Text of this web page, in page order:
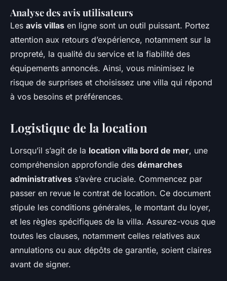
Analyse des avis utilisateurs
Les avis villas en ligne sont un outil puissant. Portez
attention aux retours d’expérience, notamment sur la
propreté, la qualité du service et la fiabilité des
équipements annoncés. Ainsi, vous minimisez le
risque de surprises et choisissez une villa qui répond
à vos besoins et préférences.
Logistique de la location
Lorsqu’il s’agit de la location villa bord de mer, une
compréhension approfondie des démarches
administratives s’avère cruciale. Commencez par
passer en revue le contrat de location. Ce document
stipule les conditions générales, le montant du loyer,
et les règles spécifiques de la villa. Assurez-vous que
toutes les clauses, notamment celles relatives aux
annulations ou aux dépôts de garantie, soient claires
avant de signer.